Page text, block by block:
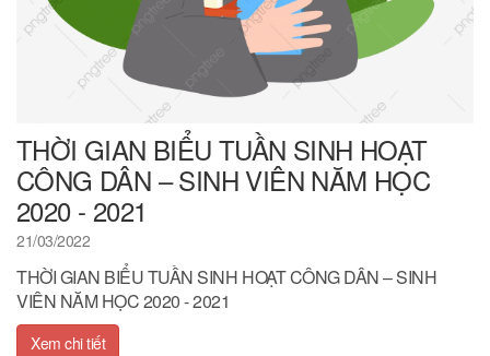
THỜI GIAN BIỂU TUẦN SINH HOẠT
CÔNG DÂN – SINH VIÊN NĂM HỌC
2020 - 2021
21/03/2022
THỜI GIAN BIỂU TUẦN SINH HOẠT CÔNG DÂN – SINH
VIÊN NĂM HỌC 2020 - 2021
Xem chi tiết